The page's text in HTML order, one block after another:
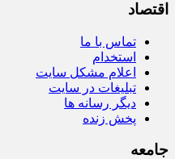
اقتصاد
تماس با ما
استخدام
اعلام مشکل سایت
تبلیغات در سایت
دیگر رسانه ها
پخش زنده
جامعه